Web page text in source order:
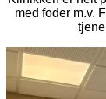
med foder m.v.